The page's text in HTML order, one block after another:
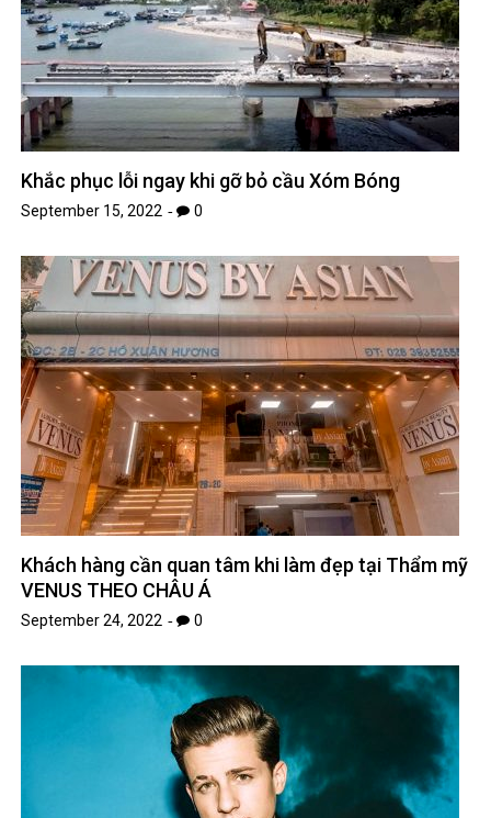
Khắc phục lỗi ngay khi gỡ bỏ cầu Xóm Bóng
September 15, 2022 0
Khách hàng cần quan tâm khi làm đẹp tại Thẩm mỹ
VENUS THEO CHÂU Á
September 24, 2022 0